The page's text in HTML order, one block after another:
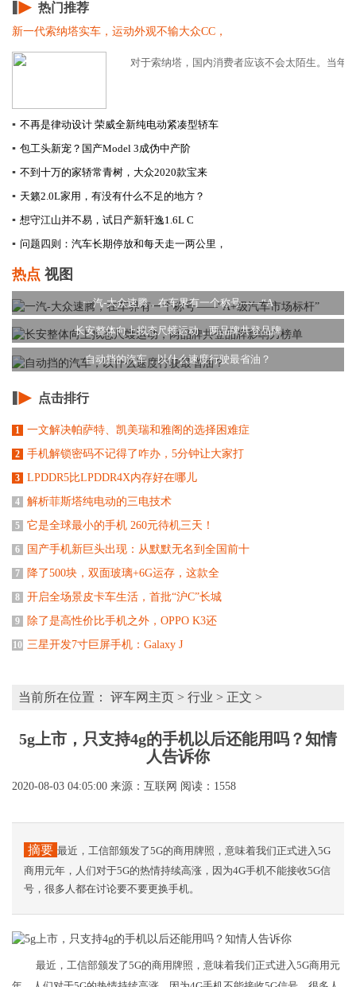
热门推荐
新一代索纳塔实车，运动外观不输大众CC，
对于索纳塔，国内消费者应该不会太陌生。当年
▪ 不再是律动设计 荣威全新纯电动紧凑型轿车
▪ 包工头新宠？国产Model 3成伪中产阶
▪ 不到十万的家轿常青树，大众2020款宝来
▪ 天籁2.0L家用，有没有什么不足的地方？
▪ 想守江山并不易，试日产新轩逸1.6L C
▪ 问题四则：汽车长期停放和每天走一两公里，
热点 视图
一汽-大众速腾，在车界有一个称号——“A
长安整体向上拟态尺蠖运动，两品牌共登品牌
自动挡的汽车，以什么速度行驶最省油？
点击排行
1 一文解决帕萨特、凯美瑞和雅阁的选择困难症
2 手机解锁密码不记得了咋办，5分钟让大家打
3 LPDDR5比LPDDR4X内存好在哪儿
4 解析菲斯塔纯电动的三电技术
5 它是全球最小的手机 260元待机三天！
6 国产手机新巨头出现：从默默无名到全国前十
7 降了500块，双面玻璃+6G运存，这款全
8 ​开启全场景皮卡车生活，首批“沪C”长城
9 除了是高性价比手机之外，OPPO K3还
10 三星开发7寸巨屏手机：Galaxy J
当前所在位置： 评车网主页 > 行业 > 正文 >
5g上市，只支持4g的手机以后还能用吗？知情
人告诉你
2020-08-03 04:05:00 来源：互联网 阅读：1558
摘要 最近，工信部颁发了5G的商用牌照，意味着我们正式进入5G
商用元年，人们对于5G的热情持续高涨，因为4G手机不能接收5G信
号，很多人都在讨论要不要更换手机。
最近，工信部颁发了5G的商用牌照，意味着我们正式进入5G商用元